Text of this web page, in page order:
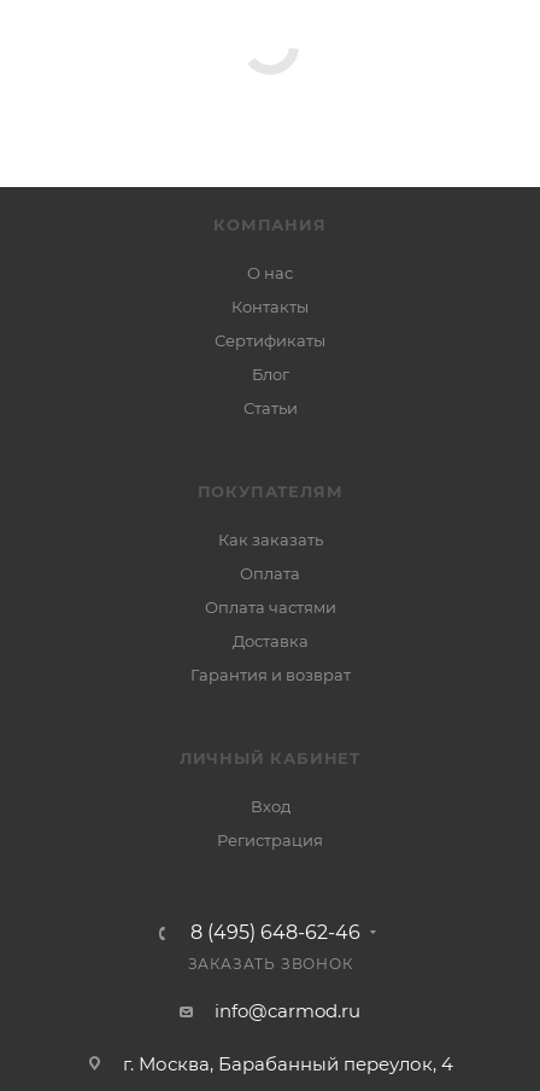
КОМПАНИЯ
О нас
Контакты
Сертификаты
Блог
Статьи
ПОКУПАТЕЛЯМ
Как заказать
Оплата
Оплата частями
Доставка
Гарантия и возврат
ЛИЧНЫЙ КАБИНЕТ
Вход
Регистрация
8 (495) 648-62-46
ЗАКАЗАТЬ ЗВОНОК
info@carmod.ru
г. Москва, Барабанный переулок, 4